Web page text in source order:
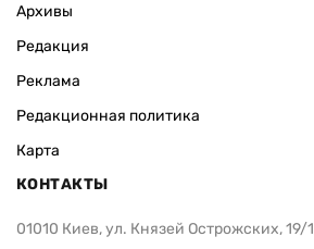
Архивы
Редакция
Реклама
Редакционная политика
Карта
КОНТАКТЫ
01010 Киев, ул. Князей Острожских, 19/1